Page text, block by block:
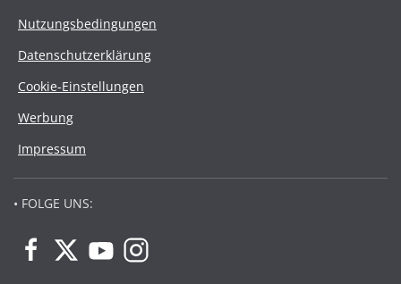
Nutzungsbedingungen
Datenschutzerklärung
Cookie-Einstellungen
Werbung
Impressum
• FOLGE UNS: